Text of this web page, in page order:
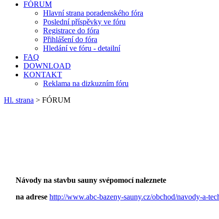
FÓRUM
Hlavní strana poradenského fóra
Poslední příspěvky ve fóru
Registrace do fóra
Přihlášení do fóra
Hledání ve fóru - detailní
FAQ
DOWNLOAD
KONTAKT
Reklama na dizkuzním fóru
Hl. strana > FÓRUM
Návody na stavbu sauny svépomocí naleznete
na adrese http://www.abc-bazeny-sauny.cz/obchod/navody-a-